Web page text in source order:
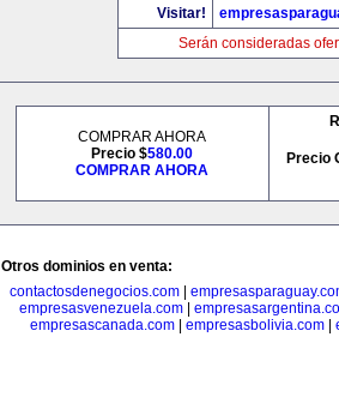
Visitar!
Serán consideradas
COMPRAR AHORA
Precio $580.00
COMPRAR AHORA
Precio
Otros dominios en venta:
contactosdenegocios.com
empresasvenezuela.com|
empresascanada.com| empresasbolivia.com|